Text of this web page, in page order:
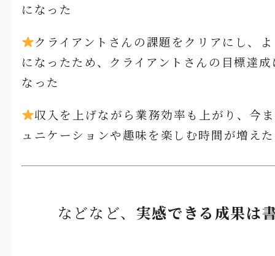
になった
クライアントさんの課題をクリアにし、
になったため、クライアントさんの目標達
なった
収入を上げながら業務効率も上がり、今
ュニケーションや趣味を楽しむ時間が増えた
などなど、 実感できる成果は